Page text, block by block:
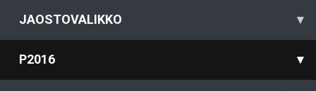
JAOSTOVALIKKO ▾
P2016 ▾